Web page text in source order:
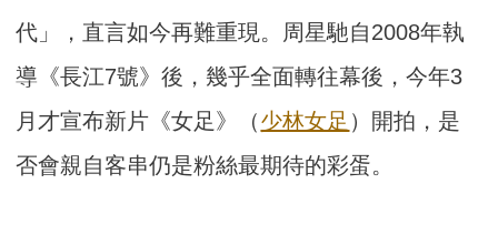
代」，直言如今再難重現。周星馳自2008年執
導《長江7號》後，幾乎全面轉往幕後，今年3
月才宣布新片《女足》（少林女足 ）開拍，是
否會親自客串仍是粉絲最期待的彩蛋。